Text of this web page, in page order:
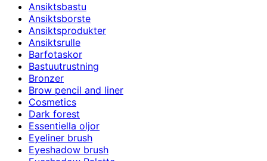
Ansiktsbastu
Ansiktsborste
Ansiktsprodukter
Ansiktsrulle
Barfotaskor
Bastuutrustning
Bronzer
Brow pencil and liner
Cosmetics
Dark forest
Essentiella oljor
Eyeliner brush
Eyeshadow brush